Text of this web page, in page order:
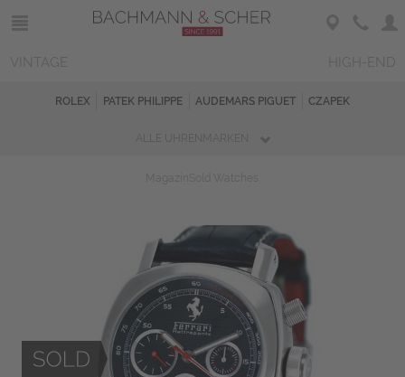
ROLEX PATEK PHILIPPE AUDEMARS PIGUET CZAPEK